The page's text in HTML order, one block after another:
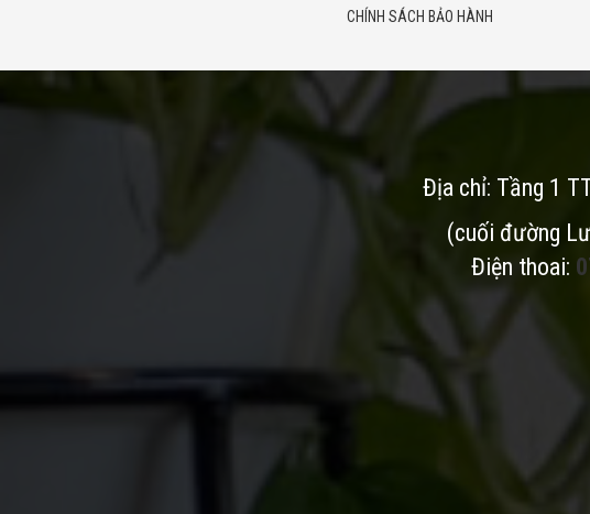
CHÍNH SÁCH BẢO HÀNH
Địa chỉ: Tầng 1
(cuối đường
Điện thoai: